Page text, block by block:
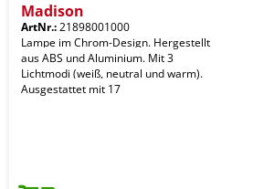
Madison
ArtNr.:21898001000
Lampe im Chrom-Design. Hergestellt
aus ABS und Aluminium. Mit 3
Lichtmodi (weiß, neutral und warm).
Ausgestattet mit 17